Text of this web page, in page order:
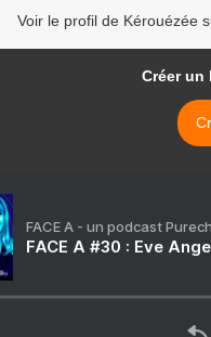
Voir le profil de Kérouézée
Créer un
FACE A - un podcast
FACE A #30 : Eve